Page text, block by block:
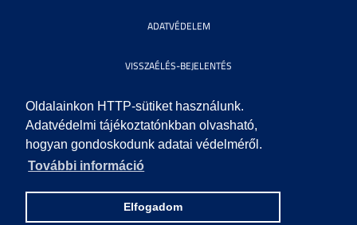
Oldalainkon HTTP-sütiket használunk.
Adatvédelmi tájékoztatónkban olvasható,
hogyan gondoskodunk adatai védelméről.
További információ
Elfogadom
ADATVÉDELEM
VISSZAÉLÉS-BEJELENTÉS
KÖZÉRDEKŰ ADATOK
IMPRESSZUM